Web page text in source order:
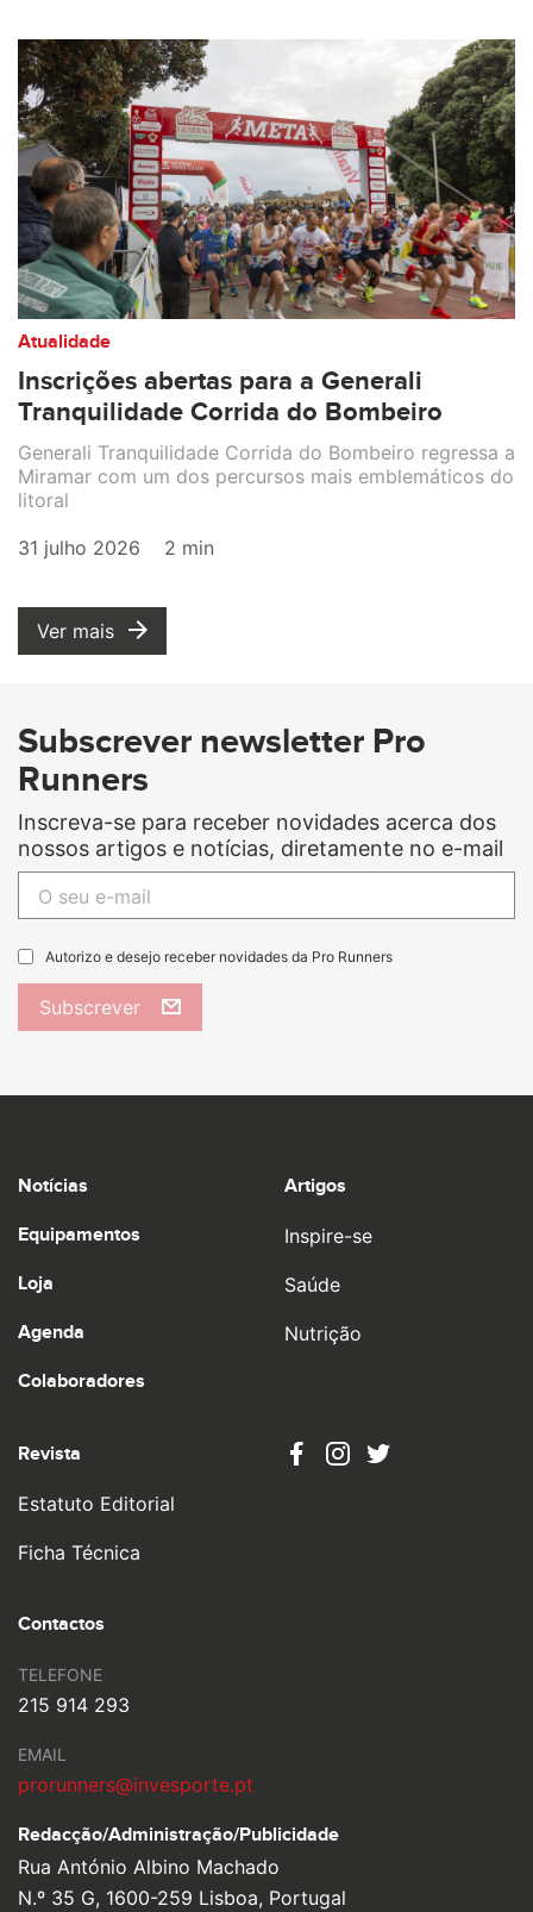
Atualidade
Inscrições abertas para a Generali
Tranquilidade Corrida do Bombeiro
Generali Tranquilidade Corrida do Bombeiro regressa a
Miramar com um dos percursos mais emblemáticos do
litoral
31 julho 2026
2 min
Ver mais
Subscrever newsletter Pro
Runners
Inscreva-se para receber novidades acerca dos
nossos artigos e notícias, diretamente no e-mail
Autorizo e desejo receber novidades da Pro Runners
Subscrever
Notícias
Equipamentos
Loja
Agenda
Colaboradores
Artigos
Inspire-se
Saúde
Nutrição
Revista
Estatuto Editorial
Ficha Técnica
Contactos
TELEFONE
215 914 293
EMAIL
prorunners@invesporte.pt
Redacção/Administração/Publicidade
Rua António Albino Machado
N.º 35 G, 1600-259 Lisboa, Portugal